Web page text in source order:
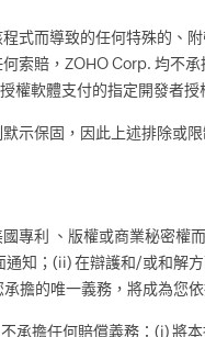
式而導致的任何特殊的、
索賠，ZOHO Corp. 均不
權軟體支付的指定開發者
示保固，因此上述排除或限
專利 、版權或商業秘密
知；(ii) 在辯護和/或和解
擔的唯一義務，將成為您
承擔任何賠償義務：(i) 將